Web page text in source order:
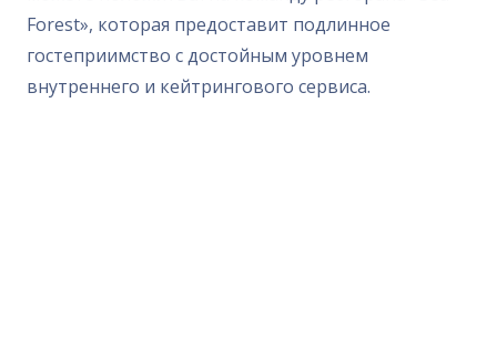
Forest», которая предоставит подлинное
гостеприимство с достойным уровнем
внутреннего и кейтрингового сервиса.